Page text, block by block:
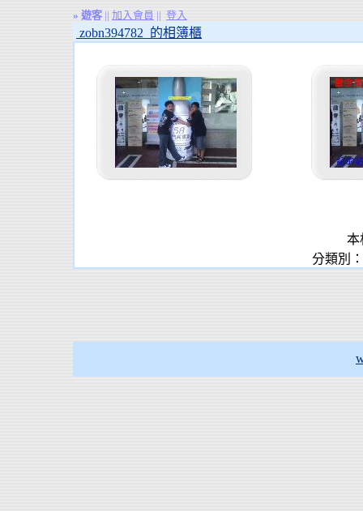
» 遊客 || 加入會員 || 登入
zobn394782 的相簿櫃
本
分類別